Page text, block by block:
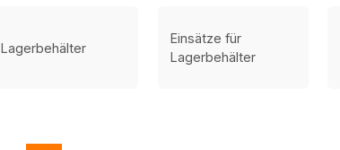
Lagerbehälter
Einsätze für
Lagerbehälter